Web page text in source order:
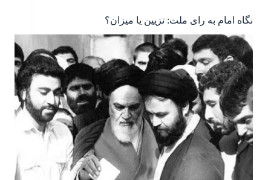
نگاه امام به رای ملت: تزیین یا میزان؟